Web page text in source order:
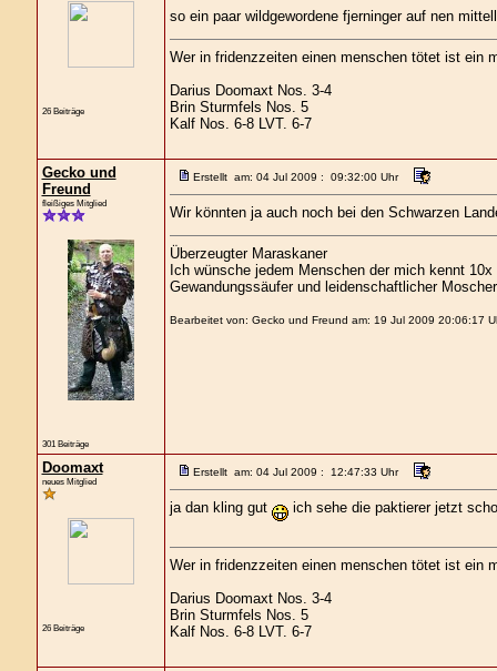
26 Beiträge
so ein paar wildgewordene fjerninger auf nen
Wer in fridenzzeiten einen menschen tötet ist ein
Darius Doomaxt Nos. 3-4
Brin Sturmfels Nos. 5
Kalf Nos. 6-8 LVT. 6-7
Gecko und
Freund
fleißiges Mitglied
301 Beiträge
Erstellt am: 04 Jul 2009 : 09:32:00 Uhr
Wir könnten ja auch noch bei den Schwarzen
Überzeugter Maraskaner
Ich wünsche jedem Menschen der mich kennt
Gewandungssäufer und leidenschaftlicher Moscher
Bearbeitet von: Gecko und Freund am: 19 Jul 2009 20:06:17
Doomaxt
neues Mitglied
26 Beiträge
Erstellt am: 04 Jul 2009 : 12:47:33 Uhr
ja dan kling gut ich sehe die paktierer jetzt
Wer in fridenzzeiten einen menschen tötet ist ein
Darius Doomaxt Nos. 3-4
Brin Sturmfels Nos. 5
Kalf Nos. 6-8 LVT. 6-7